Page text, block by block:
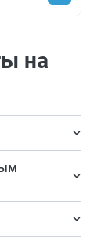
на
есть
беременные